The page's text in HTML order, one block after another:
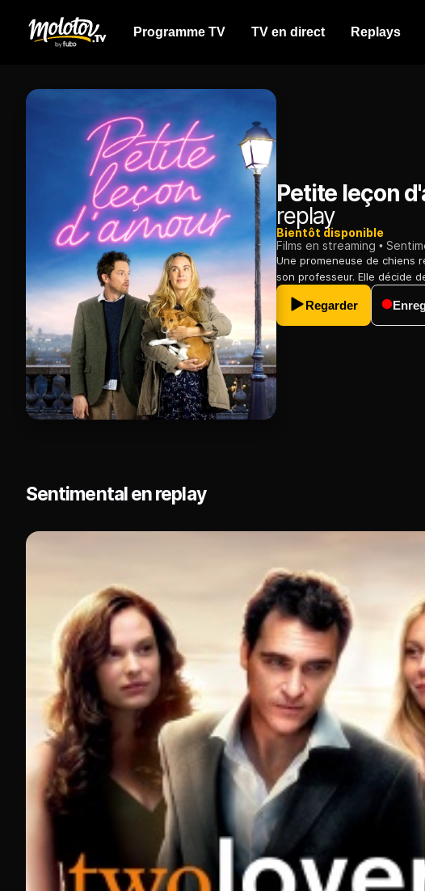
Programme TV TV en direct Replays
Petite leçon
replay
Bientôt disponible
Films en streaming
Une promeneuse de chiens
son professeur. Elle décide
Regarder
Sentimental en replay